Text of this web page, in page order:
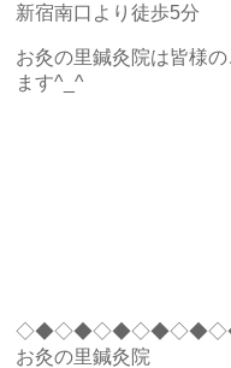
新宿南口より徒歩5分
お灸の里鍼灸院は皆様
ます^_^
お灸の里鍼灸院